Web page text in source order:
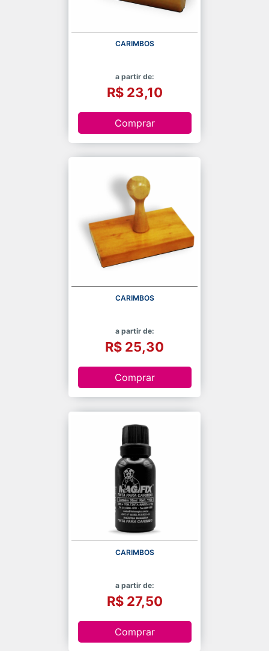
CARIMBOS
a partir de:
R$ 23,10
Comprar
CARIMBOS
a partir de:
R$ 25,30
Comprar
CARIMBOS
a partir de:
R$ 27,50
Comprar